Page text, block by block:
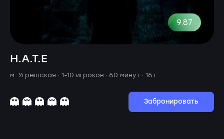
9.87
H.A.T.E
м. Угрешская · 1-10 игроков · 60 минут · 16+
Забронировать